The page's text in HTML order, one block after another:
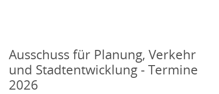
Ausschuss für Planung, Verkehr
und Stadtentwicklung - Termine
2026